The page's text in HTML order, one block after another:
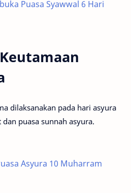
Puasa Syawwal 6 Hari
dilaksanakan pada hari asyura
puasa sunnah asyura.
Asyura 10 Muharram